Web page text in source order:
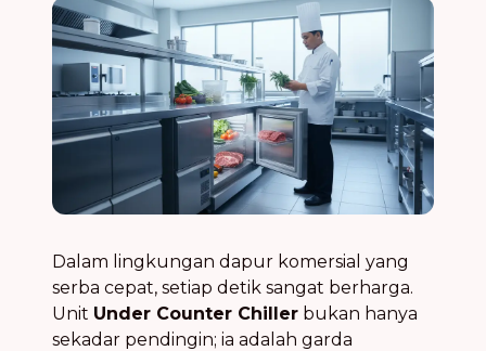
Dalam lingkungan dapur komersial yang
serba cepat, setiap detik sangat berharga.
Unit Under Counter Chiller bukan hanya
sekadar pendingin; ia adalah garda